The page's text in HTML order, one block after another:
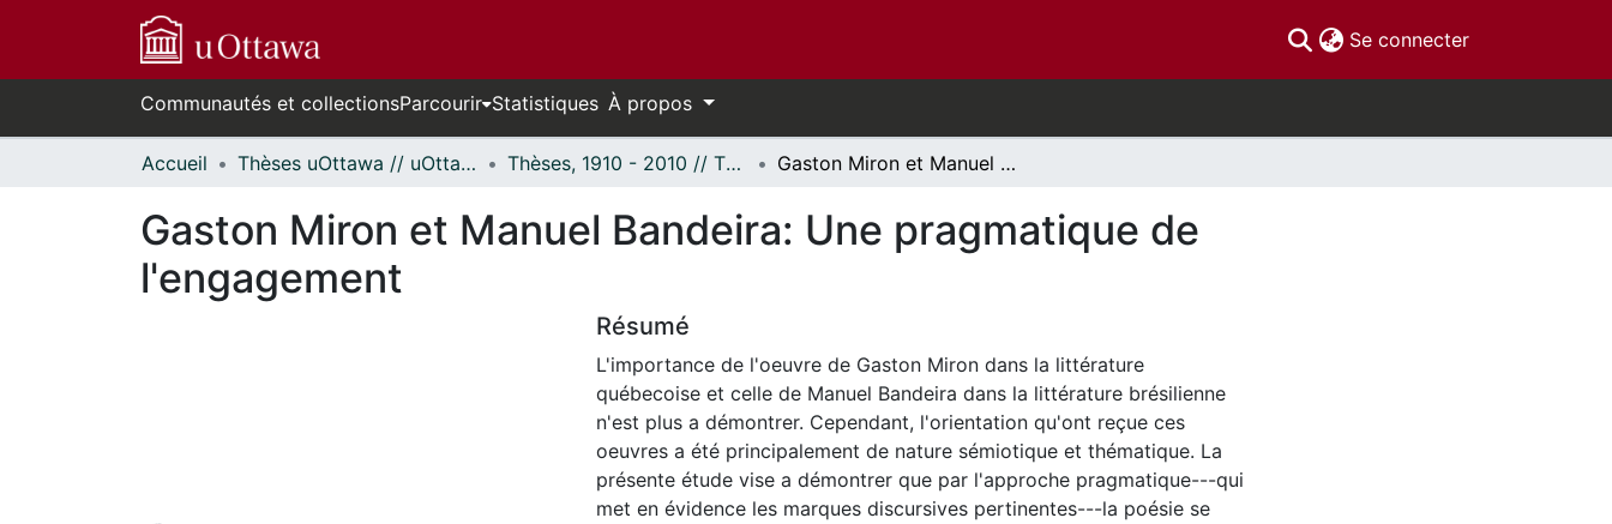
Se connecter(current)
Communautés et collectionsParcourir Statistiques À propos
Accueil Thèses uOttawa // uOttawa Theses Thèses, 1910 - 2010 // Theses, 1910 - 2010 Gaston Miron et Manuel Bandeira: Une pragmatique de l'engagement
Gaston Miron et Manuel Bandeira: Une pragmatique de
l'engagement
Résumé
L'importance de l'oeuvre de Gaston Miron dans la littérature
québecoise et celle de Manuel Bandeira dans la littérature brésilienne
n'est plus a démontrer. Cependant, l'orientation qu'ont reçue ces
oeuvres a été principalement de nature sémiotique et thématique. La
présente étude vise a démontrer que par l'approche pragmatique---qui
met en évidence les marques discursives pertinentes---la poésie se